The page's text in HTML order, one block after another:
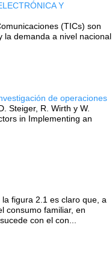
Y
(TICs) son
la demanda a nivel nacional
de operaciones
Steiger, R. Wirth y W.
in Implementing an
la figura 2.1 es claro que, a
consumo familiar, en
con el con...